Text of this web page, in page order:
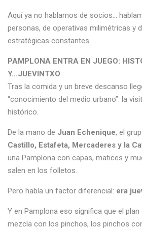
Aquí ya no hablamos de socios…
personas, de operativas milimétricas y
estratégicas constantes.
PAMPLONA ENTRA EN JUEGO:
Y...JUEVINTXO
Tras la comida y un breve descanso
“conocimiento del medio urbano”: la
histórico.
De la mano de Juan Echenique, el
Castillo, Estafeta, Mercaderes y la
una Pamplona con capas, matices y
salen en los folletos.
Pero había un factor diferencial: era
Y en Pamplona eso significa que el
mezcla con los pinchos, los pinchos